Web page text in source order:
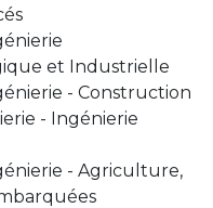
et Industrielle
- Construction
- Ingénierie
- Agriculture,